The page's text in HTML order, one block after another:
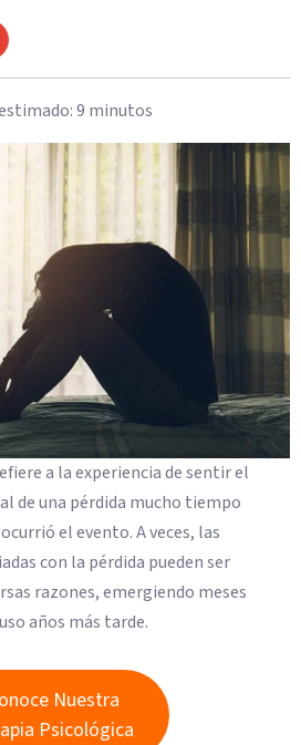
9 minutos
a la experiencia de sentir el
de una pérdida mucho tiempo
el evento. A veces, las
con la pérdida pueden ser
razones, emergiendo meses
años más tarde.
Nuestra
Psicológica